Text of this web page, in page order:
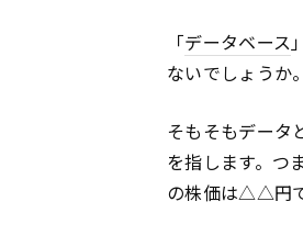
「データベース
ないでしょうか。
そもそもデータ
を指します。つ
の株価は△△円で